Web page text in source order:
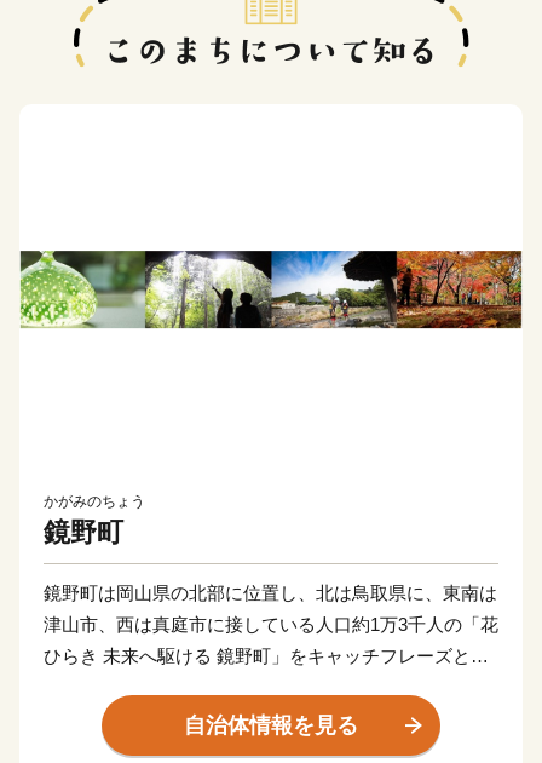
かがみのちょう
鏡野町
鏡野町は岡山県の北部に位置し、北は鳥取県に、東南は
津山市、西は真庭市に接している人口約1万3千人の「花
ひらき 未来へ駆ける 鏡野町」をキャッチフレーズとし
地域となっており、様々な自然の恵みや文化、伝統を有
しています。鏡野町には森や渓谷、田園風景と、四季を
自治体情報を見る